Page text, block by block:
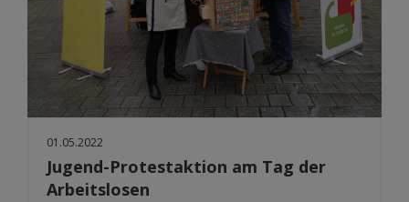
01.05.2022
Jugend-Protestaktion am Tag der
Arbeitslosen